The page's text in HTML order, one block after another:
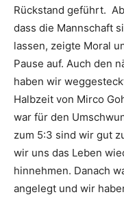
Rückstand geführt.
dass die Mannschaft
lassen, zeigte Moral
Pause auf. Auch den
haben wir
Halbzeit von Mirco
war für den
zum 5:3 sind wir gut
wir uns das Leben
hinnehmen. Danach
angelegt und wir